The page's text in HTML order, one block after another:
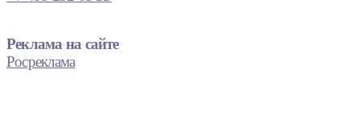
Реклама на сайте
Росреклама